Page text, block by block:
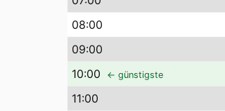
08:00
09:00
10:00 ← günstigste
11:00